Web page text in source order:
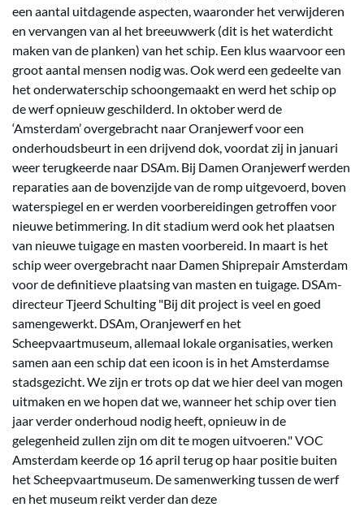
een aantal uitdagende aspecten, waaronder het verwijderen
en vervangen van al het breeuwwerk (dit is het waterdicht
maken van de planken) van het schip. Een klus waarvoor een
groot aantal mensen nodig was. Ook werd een gedeelte van
het onderwaterschip schoongemaakt en werd het schip op
de werf opnieuw geschilderd. In oktober werd de
‘Amsterdam’ overgebracht naar Oranjewerf voor een
onderhoudsbeurt in een drijvend dok, voordat zij in januari
weer terugkeerde naar DSAm. Bij Damen Oranjewerf werden
reparaties aan de bovenzijde van de romp uitgevoerd, boven
waterspiegel en er werden voorbereidingen getroffen voor
nieuwe betimmering. In dit stadium werd ook het plaatsen
van nieuwe tuigage en masten voorbereid. In maart is het
schip weer overgebracht naar Damen Shiprepair Amsterdam
voor de definitieve plaatsing van masten en tuigage. DSAm-
directeur Tjeerd Schulting "Bij dit project is veel en goed
samengewerkt. DSAm, Oranjewerf en het
Scheepvaartmuseum, allemaal lokale organisaties, werken
samen aan een schip dat een icoon is in het Amsterdamse
stadsgezicht. We zijn er trots op dat we hier deel van mogen
uitmaken en we hopen dat we, wanneer het schip over tien
jaar verder onderhoud nodig heeft, opnieuw in de
gelegenheid zullen zijn om dit te mogen uitvoeren." VOC
Amsterdam keerde op 16 april terug op haar positie buiten
het Scheepvaartmuseum. De samenwerking tussen de werf
en het museum reikt verder dan deze